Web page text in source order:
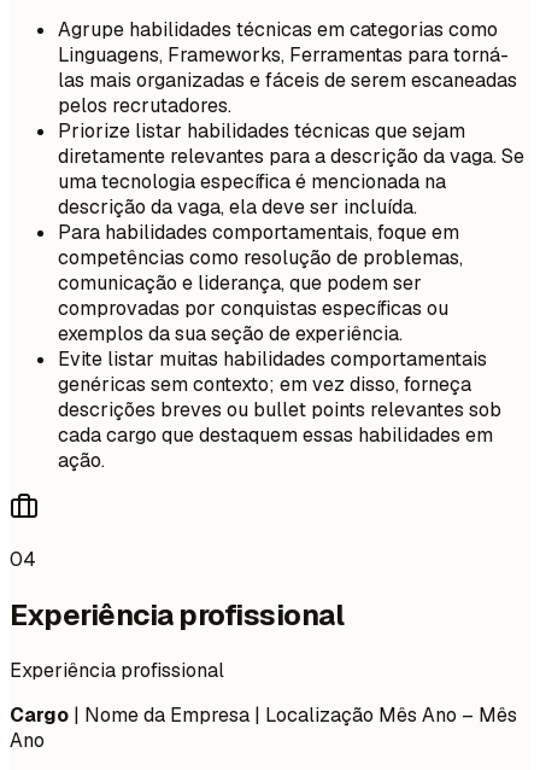
Agrupe habilidades técnicas em categorias como
Linguagens, Frameworks, Ferramentas para torná-
las mais organizadas e fáceis de serem escaneadas
pelos recrutadores.
Priorize listar habilidades técnicas que sejam
diretamente relevantes para a descrição da vaga. Se
uma tecnologia específica é mencionada na
descrição da vaga, ela deve ser incluída.
Para habilidades comportamentais, foque em
competências como resolução de problemas,
comunicação e liderança, que podem ser
comprovadas por conquistas específicas ou
exemplos da sua seção de experiência.
Evite listar muitas habilidades comportamentais
genéricas sem contexto; em vez disso, forneça
descrições breves ou bullet points relevantes sob
cada cargo que destaquem essas habilidades em
ação.
04
Experiência profissional
Experiência profissional
Cargo | Nome da Empresa | Localização Mês Ano – Mês
Ano